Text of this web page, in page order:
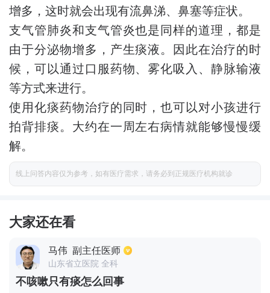
增多，这时就会出现有流鼻涕、鼻塞等症状。
支气管肺炎和支气管炎也是同样的道理，都是
由于分泌物增多，产生痰液。因此在治疗的时
候，可以通过口服药物、雾化吸入、静脉输液
等方式来进行。
使用化痰药物治疗的同时，也可以对小孩进行
拍背排痰。大约在一周左右病情就能够慢慢缓
解。
线上问答内容仅为参考，如有医疗需求，请务必到正规医疗机构就诊
大家还在看
马伟 副主任医师
山东省立医院 全科
不咳嗽只有痰怎么回事